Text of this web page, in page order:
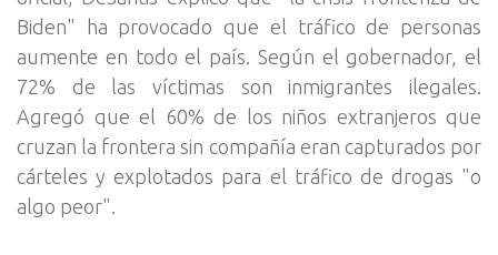
Biden" ha provocado que el tráfico de personas
aumente en todo el país. Según el gobernador, el
72% de las víctimas son inmigrantes ilegales.
Agregó que el 60% de los niños extranjeros que
cruzan la frontera sin compañía eran capturados por
cárteles y explotados para el tráfico de drogas "o
algo peor".